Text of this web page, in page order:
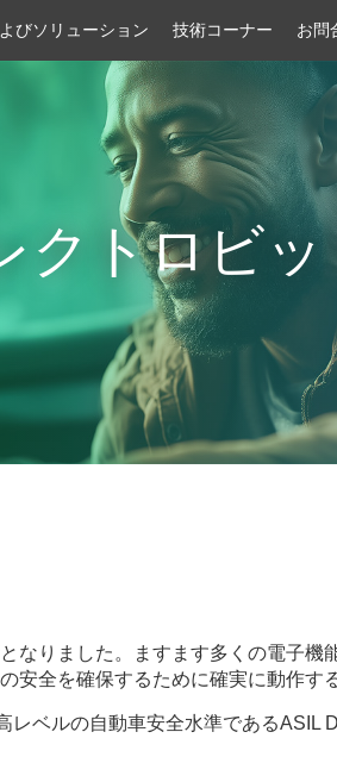
びソリューション 技術コーナー お問
クトロビ
なりました。ますます多くの電子
全を確保するために確実に動作す
ベルの自動車安全水準であるASIL